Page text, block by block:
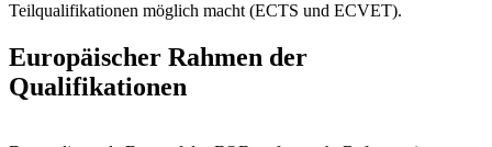
Teilqualifikationen möglich macht (ECTS und ECVET).
Europäischer Rahmen der
Qualifikationen